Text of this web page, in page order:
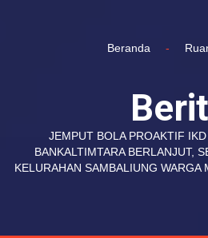
Beranda -
JEMPUT BOLA PROAKTIF
BANKALTIMTARA BERLANJUT,
KELURAHAN SAMBALIUNG WARGA